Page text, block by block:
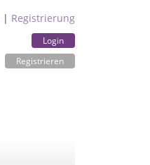
| Registrierung
Login
Registrieren